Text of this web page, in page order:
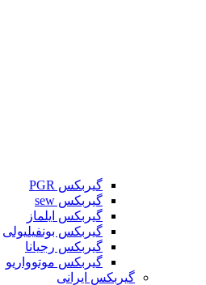
گیربکس PGR
گیربکس sew
گیربکس ایلماز
گیربکس بونفیلیولی
گیربکس رجیانا
گیربکس موتوواریو
گیربکس ایرانی